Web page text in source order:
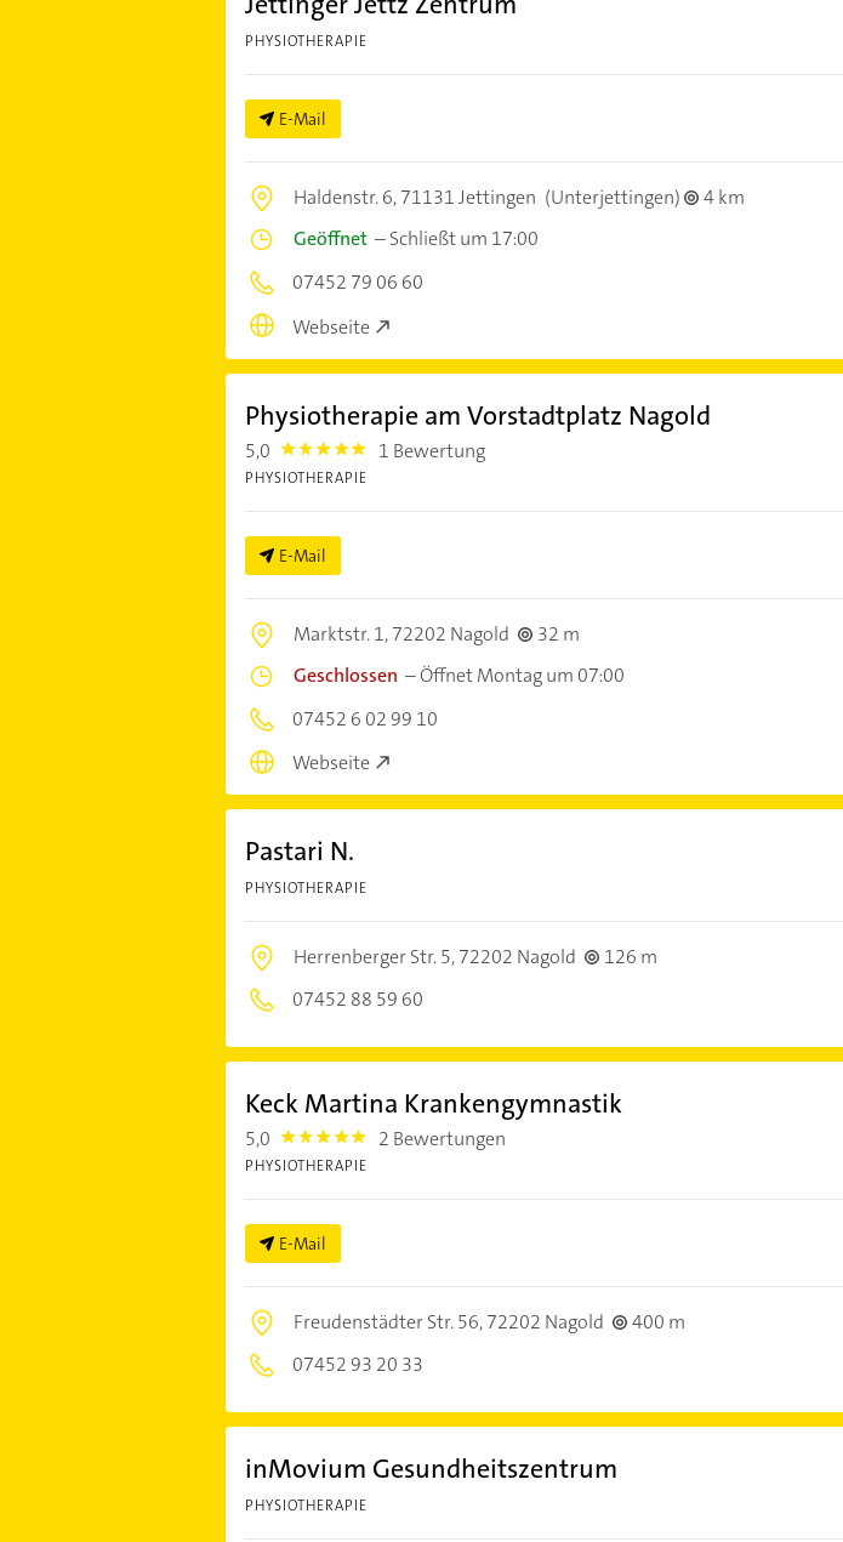
PHYSIOTHERAPIE
E-Mail
Haldenstr. 6,71131 Jettingen (Unterjettingen)
4 km
Geöffnet–Schließt um 17:00
07452 79 06 60
Webseite
Physiotherapie am Vorstadtplatz Nagold
5,0 5.0 1 Bewertung
PHYSIOTHERAPIE
E-Mail
Marktstr. 1,72202 Nagold
32 m
Geschlossen –Öffnet Montag um 07:00
07452 6 02 99 10
Webseite
Pastari N.
PHYSIOTHERAPIE
Herrenberger Str. 5,72202 Nagold
126 m
07452 88 59 60
Keck Martina Krankengymnastik
5,0 5.0 2 Bewertungen
PHYSIOTHERAPIE
E-Mail
Freudenstädter Str. 56,72202 Nagold
400 m
07452 93 20 33
inMovium Gesundheitszentrum
PHYSIOTHERAPIE